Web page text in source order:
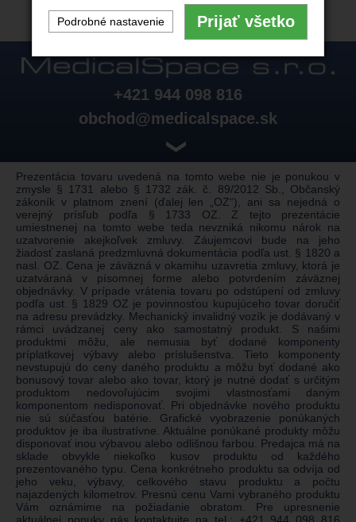
+421 944 098 816
obchod@medicalspace.sk
❯
Prezentácia tovaru uvedená na tomto webe nie je ponukou v
zmysle § 1731 alebo § 1732 zák. č. 89/2012 Sb., Občanský
zákoník v platnom znení (ďalej len „OZ“), ani sa nejedná o
verejný prísľub podľa § 1733 OZ. Z tejto prezentácie
umiestnenej na tomto webe teda nevzniká nikomu nárok na
uzatvorenie akejkoľvek zmluvy. Záujemcovi bude na jeho
žiadosť zaslaná predzmluvná dokumentácia podľa ust. § 1820 a
nasl. OZ. Cena je záväzná v okamihu uzavretia zmluvy, ktorá je
uzatváraná v písomnej forme alebo potvrdením záväznej
objednávky. V prípade vrátenia tovaru po odstúpení od zmluvy
podľa ust. § 1829 OZ je povinnosťou kupujúceho tovar doručiť
na adresu prevádzky. Mechanický invalidný vozík je dodávaný v
rámci uvádzanej ceny ako samostatný produkt. S našimi
produktmi môžu, ale nemusia byť dodané komponenty
príplatkovej výbavy alebo príslušenstva. Tieto komponenty
nevstupujú do ceny daného produktu a môžu byť dodané ako
bonusový tovar alebo ako tovar, ktorý je nutné dodať s určitým
produktom nedovoľujúcim svojimi vlastnosťami daným
komponentom nedisponovať. Pri objednávke nového produktu
nie sú súčasťou batérie. Grafické vyobrazenie ponúkaných
produktov je iba ilustratívne. Aktuálne ponúkané produkty môžu
disponovať inou výbavou alebo odlišnou farbou. Predajca má na
sklade obvykle niekoľko kusov produktu od každého
prezentovaného typu. Cena konkrétneho produktu sa odvíja od
jeho veku, výbavy, celkového stavu produktu a počtu
najazdených kilometrov. Presnú cenu Vami vybraného produktu
Vám oznámime na požiadanie obratom. Pre upresnenie
Podrobné nastavenie Prijať všetko